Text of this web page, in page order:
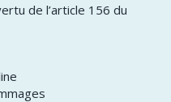
de l’article 156 du